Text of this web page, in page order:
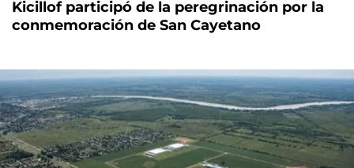
Kicillof participó de la peregrinación por la
conmemoración de San Cayetano